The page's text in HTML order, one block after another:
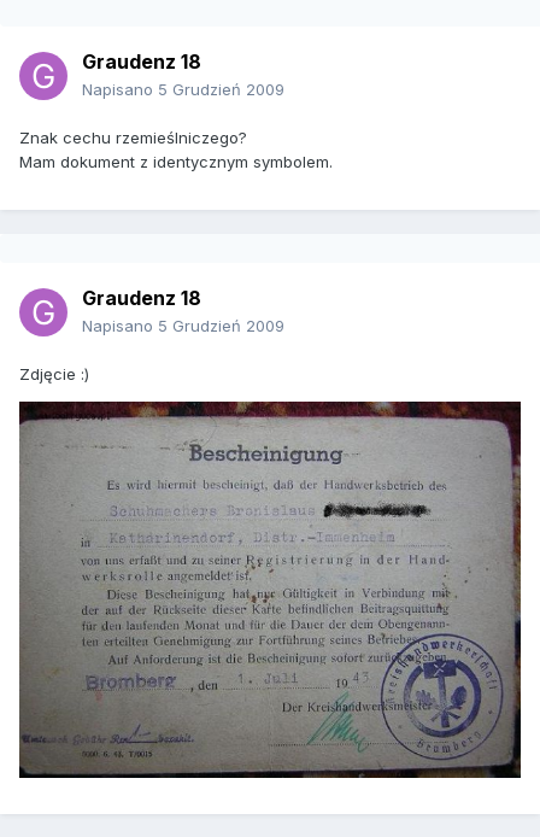
Graudenz 18
Napisano 5 Grudzień 2009
Znak cechu rzemieślniczego?
Mam dokument z identycznym symbolem.
Graudenz 18
Napisano 5 Grudzień 2009
Zdjęcie :)